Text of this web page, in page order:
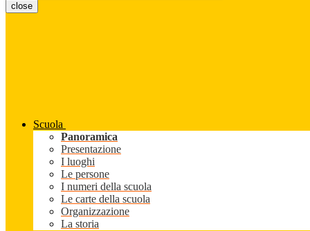
close
Scuola
Panoramica
Presentazione
I luoghi
Le persone
I numeri della scuola
Le carte della scuola
Organizzazione
La storia